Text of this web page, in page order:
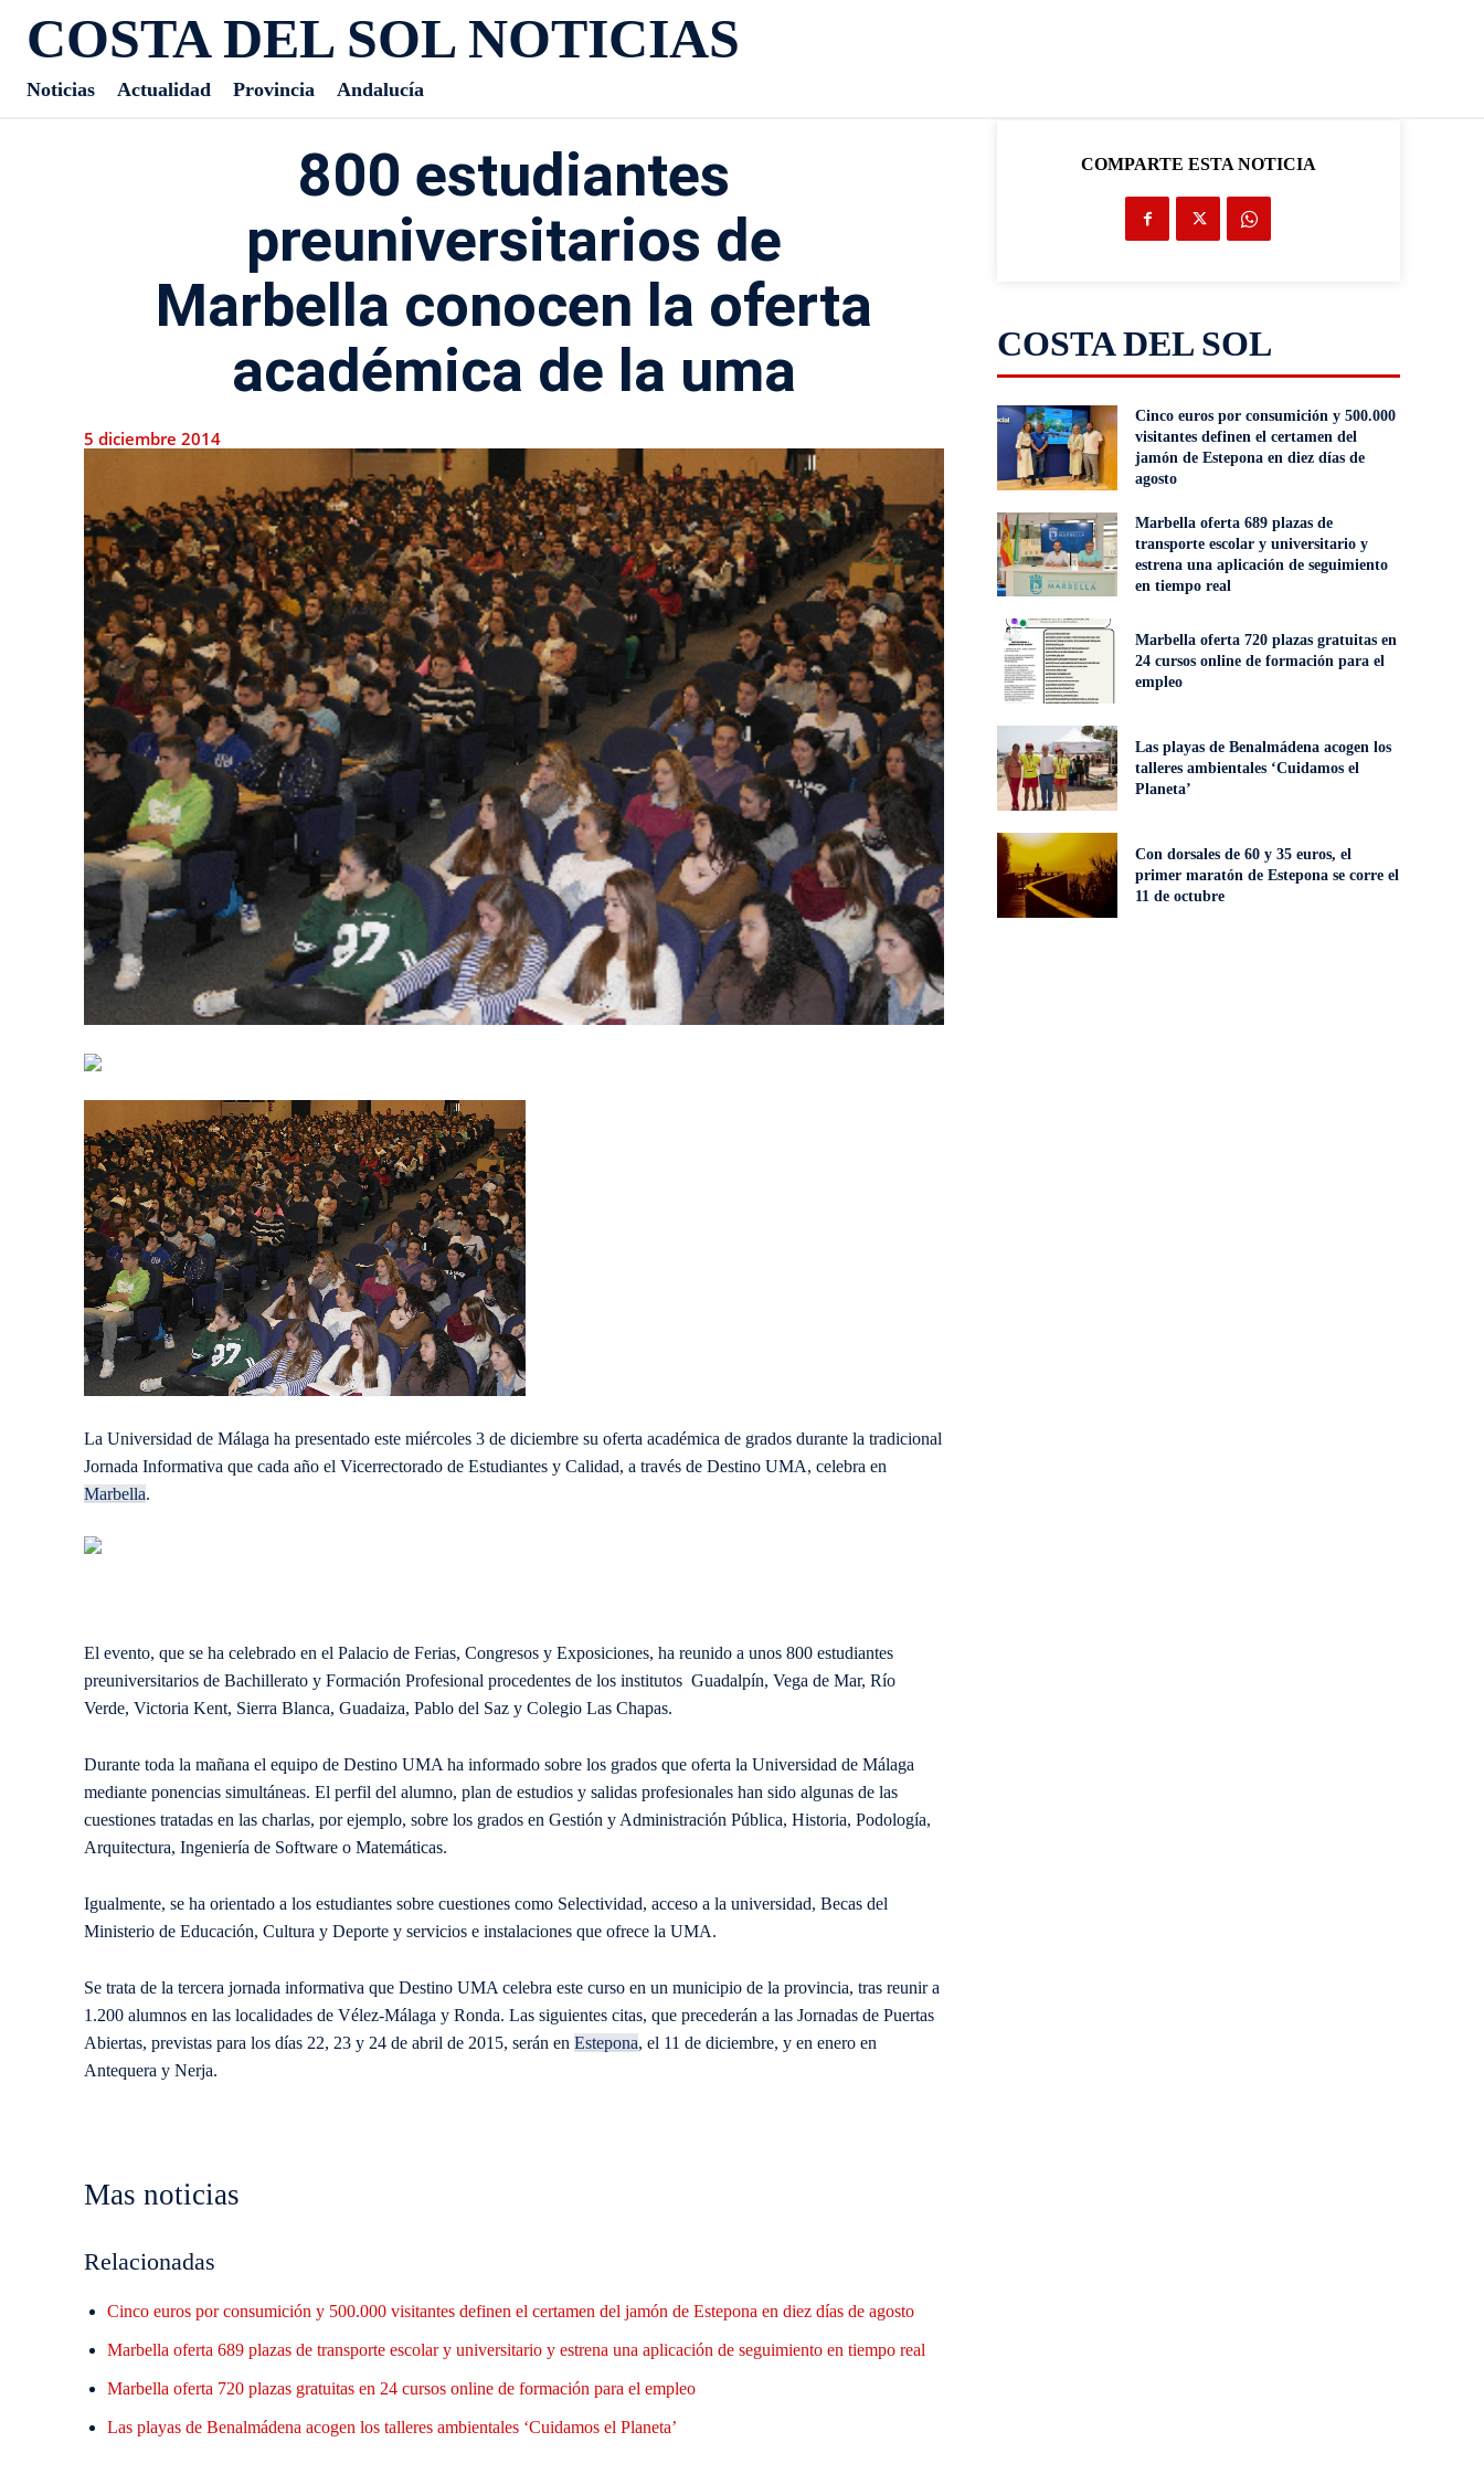
COSTA DEL SOL NOTICIAS
Noticias Actualidad Provincia Andalucía
800 estudiantes
preuniversitarios de
Marbella conocen la oferta
académica de la uma
5 diciembre 2014
La Universidad de Málaga ha presentado este miércoles 3 de diciembre su oferta académica de grados durante la tradicional
Jornada Informativa que cada año el Vicerrectorado de Estudiantes y Calidad, a través de Destino UMA, celebra en
Marbella.
El evento, que se ha celebrado en el Palacio de Ferias, Congresos y Exposiciones, ha reunido a unos 800 estudiantes
preuniversitarios de Bachillerato y Formación Profesional procedentes de los institutos Guadalpín, Vega de Mar, Río
Verde, Victoria Kent, Sierra Blanca, Guadaiza, Pablo del Saz y Colegio Las Chapas.
Durante toda la mañana el equipo de Destino UMA ha informado sobre los grados que oferta la Universidad de Málaga
mediante ponencias simultáneas. El perfil del alumno, plan de estudios y salidas profesionales han sido algunas de las
cuestiones tratadas en las charlas, por ejemplo, sobre los grados en Gestión y Administración Pública, Historia, Podología,
Arquitectura, Ingeniería de Software o Matemáticas.
Igualmente, se ha orientado a los estudiantes sobre cuestiones como Selectividad, acceso a la universidad, Becas del
Ministerio de Educación, Cultura y Deporte y servicios e instalaciones que ofrece la UMA.
Se trata de la tercera jornada informativa que Destino UMA celebra este curso en un municipio de la provincia, tras reunir a
1.200 alumnos en las localidades de Vélez-Málaga y Ronda. Las siguientes citas, que precederán a las Jornadas de Puertas
Abiertas, previstas para los días 22, 23 y 24 de abril de 2015, serán en Estepona, el 11 de diciembre, y en enero en
Antequera y Nerja.
Mas noticias
Relacionadas
Cinco euros por consumición y 500.000 visitantes definen el certamen del jamón de Estepona en diez días de agosto
Marbella oferta 689 plazas de transporte escolar y universitario y estrena una aplicación de seguimiento en tiempo real
Marbella oferta 720 plazas gratuitas en 24 cursos online de formación para el empleo
Las playas de Benalmádena acogen los talleres ambientales ‘Cuidamos el Planeta’
COMPARTE ESTA NOTICIA
COSTA DEL SOL
Cinco euros por consumición y 500.000
visitantes definen el certamen del
jamón de Estepona en diez días de
agosto
Marbella oferta 689 plazas de
transporte escolar y universitario y
estrena una aplicación de seguimiento
en tiempo real
Marbella oferta 720 plazas gratuitas en
24 cursos online de formación para el
empleo
Las playas de Benalmádena acogen los
talleres ambientales ‘Cuidamos el
Planeta’
Con dorsales de 60 y 35 euros, el
primer maratón de Estepona se corre el
11 de octubre